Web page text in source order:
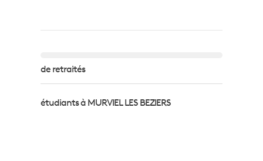
de retraités
étudiants à MURVIEL LES BEZIERS